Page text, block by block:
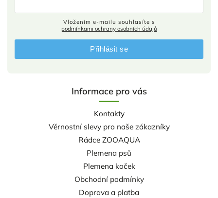
Informace pro vás
Kontakty
Věrnostní slevy pro naše zákazníky
Rádce ZOOAQUA
Plemena psů
Plemena koček
Obchodní podmínky
Doprava a platba
podmínkami ochrany osobních údajů
Přihlásit se